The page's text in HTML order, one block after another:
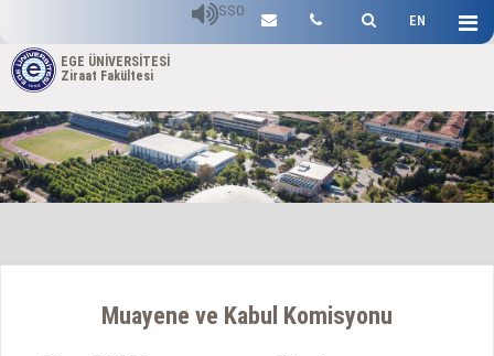
EN
SSO
EGE ÜNİVERSİTESİ
Ziraat Fakültesi
Muayene ve Kabul Komisyonu